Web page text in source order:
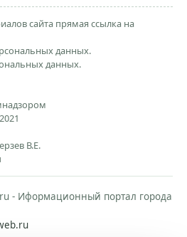
сайта прямая ссылка на
данных.
данных.
В.Е.
- Иформационный портал города